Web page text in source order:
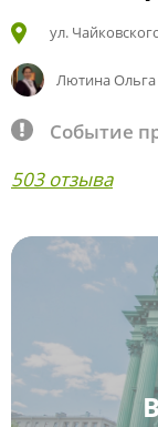
ул.
Лютина Ольга
Событие
503 отзыва